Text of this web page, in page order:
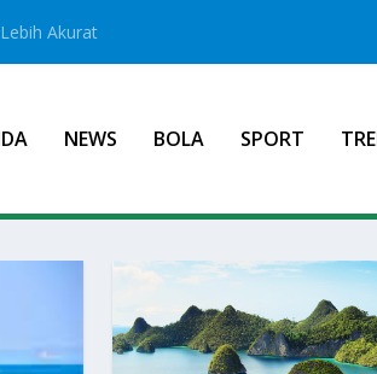
Akurat
NEWS BOLA SPORT